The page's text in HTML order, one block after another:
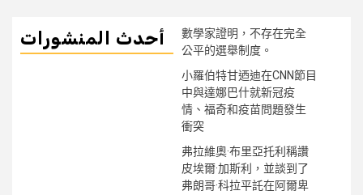
أحدث المنشورات
數學家證明，不存在完全
公平的選舉制度。
小羅伯特甘迺迪在CNN節目
中與達娜巴什就新冠疫
情、福奇和疫苗問題發生
衝突
弗拉維奧·布里亞托利稱讚
皮埃爾·加斯利，並談到了
弗朗哥·科拉平託在阿爾卑